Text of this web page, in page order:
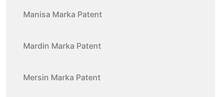
Manisa Marka Patent
Mardin Marka Patent
Mersin Marka Patent